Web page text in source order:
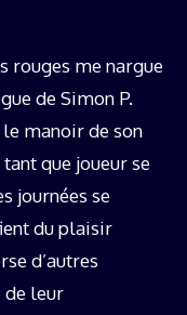
rouges me nargue
de Simon P.
le manoir de son
que joueur se
journées se
du plaisir
d’autres
de leur